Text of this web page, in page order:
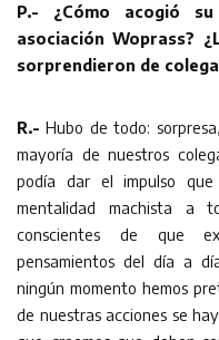
P.- ¿Cómo acogió
asociación Woprass?
sorprendieron de
R.-Hubo de todo:
mayoría de nuestros
podía dar el impulso que
mentalidad machista a
conscientes de que
pensamientos del día a
ningún momento hemos
de nuestras acciones se